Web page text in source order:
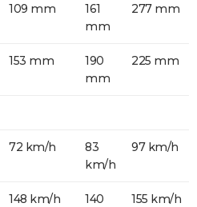
109 mm
161
mm
277 mm
153 mm
190
mm
225 mm
72 km/h
83
km/h
97 km/h
148 km/h
140
155 km/h